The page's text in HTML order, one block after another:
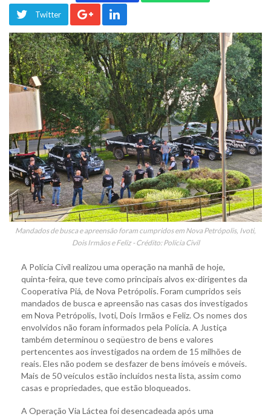
Twitter
Mandados de busca e apreensão foram cumpridos em Nova Petrópolis, Ivoti,
Dois Irmãos e Feliz - Crédito: Polícia Civil
A Polícia Civil realizou uma operação na manhã de hoje,
quinta-feira, que teve como principais alvos ex-dirigentes da
Cooperativa Piá, de Nova Petrópolis. Foram cumpridos seis
mandados de busca e apreensão nas casas dos investigados
em Nova Petrópolis, Ivoti, Dois Irmãos e Feliz. Os nomes dos
envolvidos não foram informados pela Polícia. A Justiça
também determinou o seqüestro de bens e valores
pertencentes aos investigados na ordem de 15 milhões de
reais. Eles não podem se desfazer de bens imóveis e móveis.
Mais de 50 veículos estão incluídos nesta lista, assim como
casas e propriedades, que estão bloqueados.
A Operação Via Láctea foi desencadeada após uma